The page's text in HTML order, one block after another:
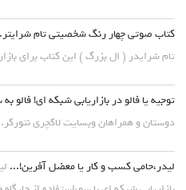
کتاب صوتی چهار رنگ شخصیتی تام
تام شرایدر ( ال بزرگ ) این کتاب برای
توجیه یا فالو در بازاریابی شبکه ای!
دوستان و همراهان وبسایت لاکچری
لیدر،حامی کسب و کار یا معضل آفرین!...